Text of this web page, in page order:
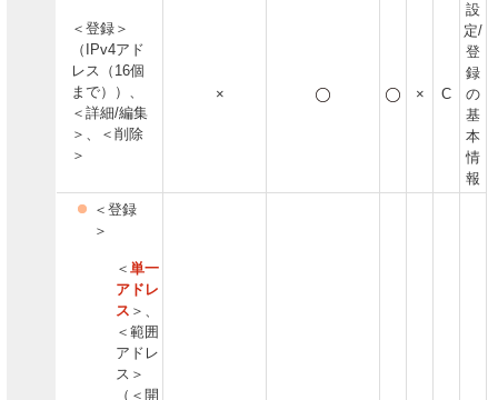
＜登録＞
（IPv4アド
レス（16個
まで））、
＜詳細/編集
＞、＜削除
＞
× × C
設
定/
登
録
の
基
本
情
報
＜登録
＞
＜ 単一
アドレ
ス ＞、
＜範囲
アドレ
ス＞
（＜開